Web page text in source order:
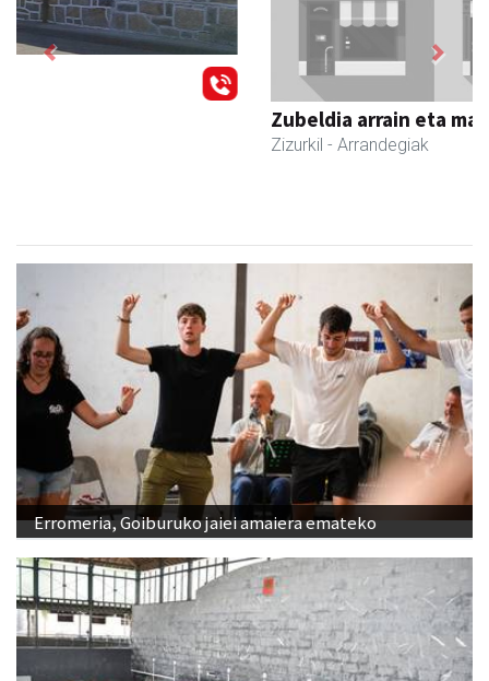
Zubeldia arrain eta mariskoa
Previous Next
Erromeria, Goiburuko jaiei amaiera emateko